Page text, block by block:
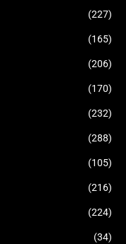
(227)
(165)
(206)
(170)
(232)
(288)
(105)
(216)
(224)
(34)